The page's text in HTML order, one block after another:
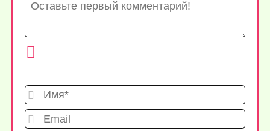
Имя*